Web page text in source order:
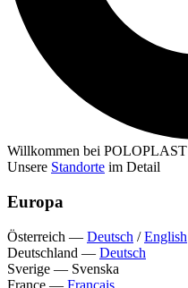
Willkommen bei POLOPLAST
Unsere Standorte im Detail
Europa
Österreich — Deutsch /English
Deutschland — Deutsch
Sverige — Svenska
France — Français